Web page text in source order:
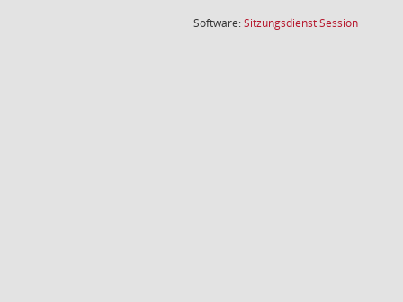
Software:SitzungsdienstSession(Wird in